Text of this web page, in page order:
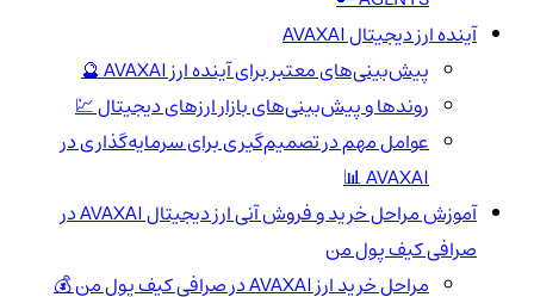
آینده ارز دیجیتال AVAXAI
پیش‌بینی‌های معتبر برای آینده ارز AVAXAI 🔮
روندها و پیش‌بینی‌های بازار ارزهای دیجیتال 💹
عوامل مهم در تصمیم‌گیری برای سرمایه‌گذاری در
AVAXAI 📊
آموزش مراحل خرید و فروش آنی ارز دیجیتال AVAXAI در
صرافی کیف پول من
مراحل خرید ارز AVAXAI در صرافی کیف پول من 💰